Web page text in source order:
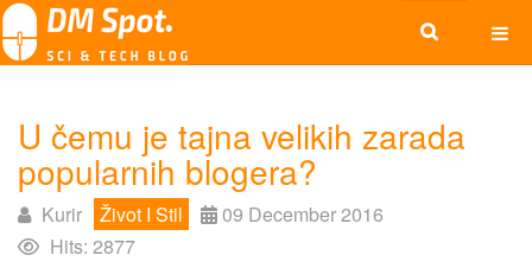
U čemu je tajna velikih zarada
popularnih blogera?
Kurir Život I Stil
09 December 2016
Hits: 2877